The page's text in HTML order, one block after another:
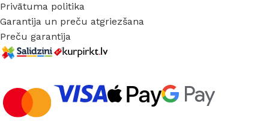
Privātuma politika
Garantija un preču atgriezšana
Preču garantija